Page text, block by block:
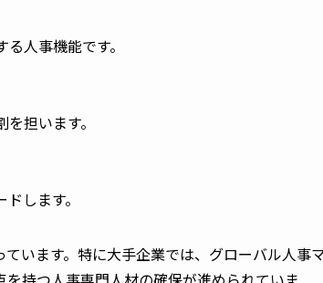
人事機能です。
担います。
します。
います。特に大手企業では、グローバル人事